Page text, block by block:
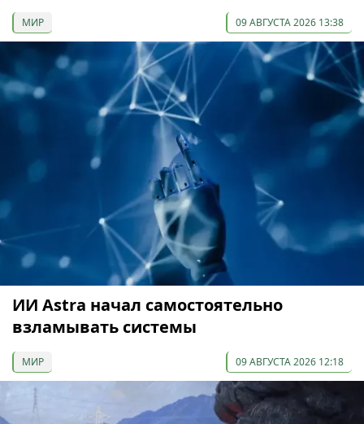
МИР 09 АВГУСТА 2026 13:38
ИИ Astra начал самостоятельно
взламывать системы
МИР 09 АВГУСТА 2026 12:18